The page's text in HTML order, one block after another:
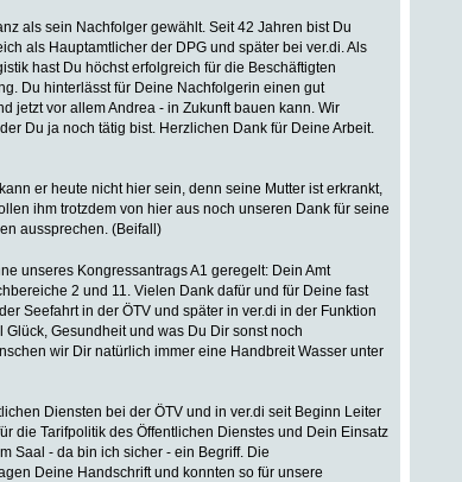
als sein Nachfolger gewählt. Seit 42 Jahren bist Du
als Hauptamtlicher der DPG und später bei ver.di. Als
hast Du höchst erfolgreich für die Beschäftigten
Du hinterlässt für Deine Nachfolgerin einen gut
jetzt vor allem Andrea - in Zukunft bauen kann. Wir
Du ja noch tätig bist. Herzlichen Dank für Deine Arbeit.
er heute nicht hier sein, denn seine Mutter ist erkrankt,
ihm trotzdem von hier aus noch unseren Dank für seine
aussprechen. (Beifall)
unseres Kongressantrags A1 geregelt: Dein Amt
2 und 11. Vielen Dank dafür und für Deine fast
Seefahrt in der ÖTV und später in ver.di in der Funktion
Gesundheit und was Du Dir sonst noch
wir Dir natürlich immer eine Handbreit Wasser unter
Diensten bei der ÖTV und in ver.di seit Beginn Leiter
die Tarifpolitik des Öffentlichen Dienstes und Dein Einsatz
Saal - da bin ich sicher - ein Begriff. Die
Deine Handschrift und konnten so für unsere